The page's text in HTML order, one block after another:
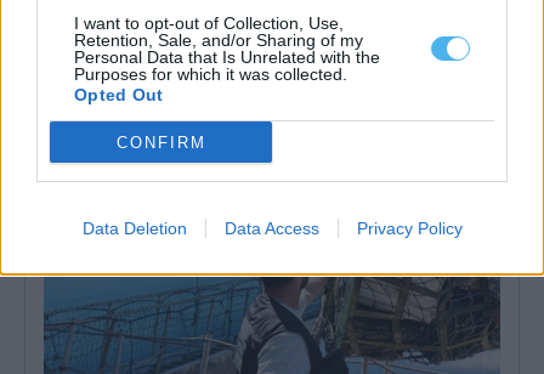
I want to opt-out of Collection, Use,
Retention, Sale, and/or Sharing of my
Personal Data that Is Unrelated with the
Purposes for which it was collected.
Opted Out
CONFIRM
Data Deletion Data Access Privacy Policy
A Comissão Central de Trabalhadores (CCT) da Petrogal desafiou
hoje o primeiro-ministro a assumir...
5 Agosto, 2026 - 17:56